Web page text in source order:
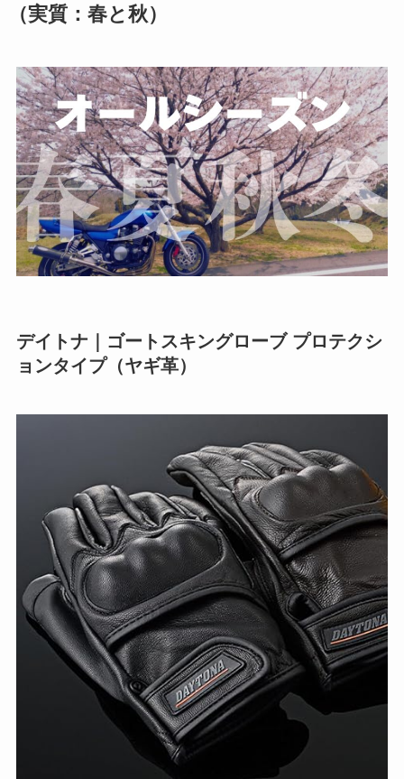
（実質：春と秋）
デイトナ｜ゴートスキングローブ プロテクシ
ョンタイプ（ヤギ革）